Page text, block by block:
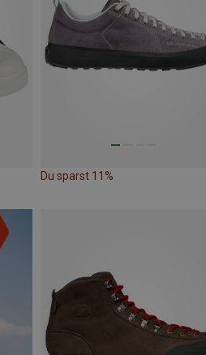
Du sparst 11%